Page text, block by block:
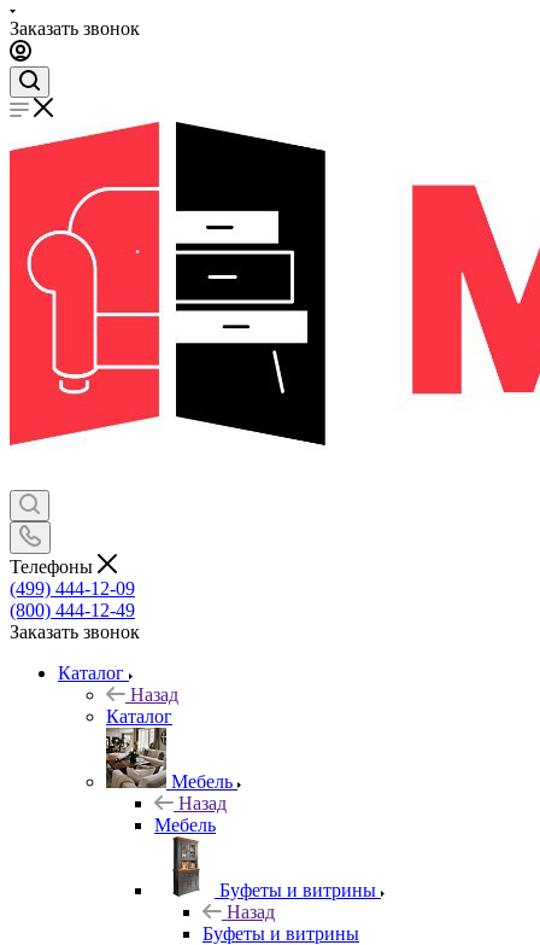
Заказать звонок
Телефоны
(499) 444-12-09
(800) 444-12-49
Заказать звонок
Каталог
Назад
Каталог
Мебель
Назад
Мебель
Буфеты и витрины
Назад
Буфеты и витрины